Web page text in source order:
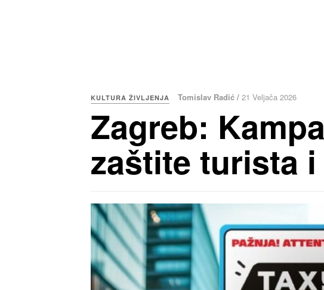
KULTURA ŽIVLJENJA Tomislav Radić / 21 Veljača 2026
Zagreb:
zaštite turista